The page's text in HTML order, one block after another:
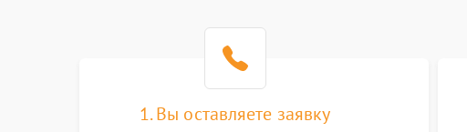
1. Вы оставляете заявку